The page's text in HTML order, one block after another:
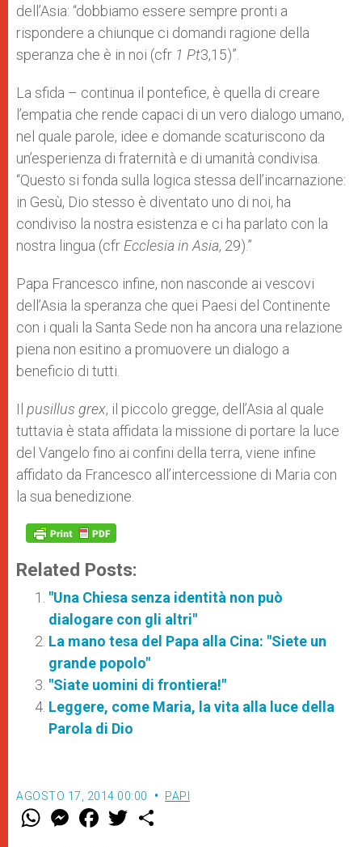
dell’Asia: “dobbiamo essere sempre pronti a
rispondere a chiunque ci domandi ragione della
speranza che è in noi (cfr 1 Pt3,15)”.
La sfida – continua il pontefice, è quella di creare
l’empatia che rende capaci di un vero dialogo umano,
nel quale parole, idee e domande scaturiscono da
un’esperienza di fraternità e di umanità condivisa.
“Questo si fonda sulla logica stessa dell’incarnazione:
in Gesù, Dio stesso è diventato uno di noi, ha
condiviso la nostra esistenza e ci ha parlato con la
nostra lingua (cfr Ecclesia in Asia, 29).”
Papa Francesco infine, non nasconde ai vescovi
dell’Asia la speranza che quei Paesi del Continente
con i quali la Santa Sede non ha ancora una relazione
piena non esitino a promuovere un dialogo a
beneficio di tutti.
Il pusillus grex, il piccolo gregge, dell’Asia al quale
tuttavia è stata affidata la missione di portare la luce
del Vangelo fino ai confini della terra, viene infine
affidato da Francesco all’intercessione di Maria con
la sua benedizione.
Related Posts:
"Una Chiesa senza identità non può
dialogare con gli altri"
La mano tesa del Papa alla Cina: "Siete un
grande popolo"
"Siate uomini di frontiera!"
Leggere, come Maria, la vita alla luce della
Parola di Dio
AGOSTO 17, 2014 00:00 PAPI
W M
e
F
a w